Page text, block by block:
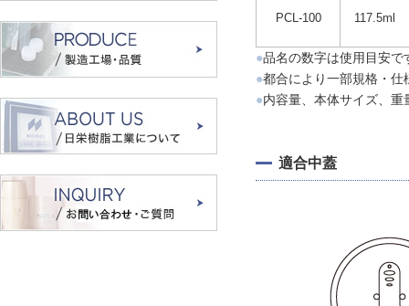
PCL-100 117.5ml
●品名の数字は使用目安
●都合により一部規格・
●内容量、本体サイズ、
適合中蓋